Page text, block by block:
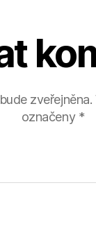
zveřejněna.
označeny *